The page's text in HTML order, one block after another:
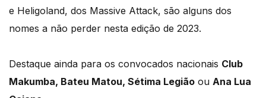
e Heligoland, dos Massive Attack, são alguns dos
nomes a não perder nesta edição de 2023.
Destaque ainda para os convocados nacionais Club
Makumba, Bateu Matou, Sétima Legião ou Ana Lua